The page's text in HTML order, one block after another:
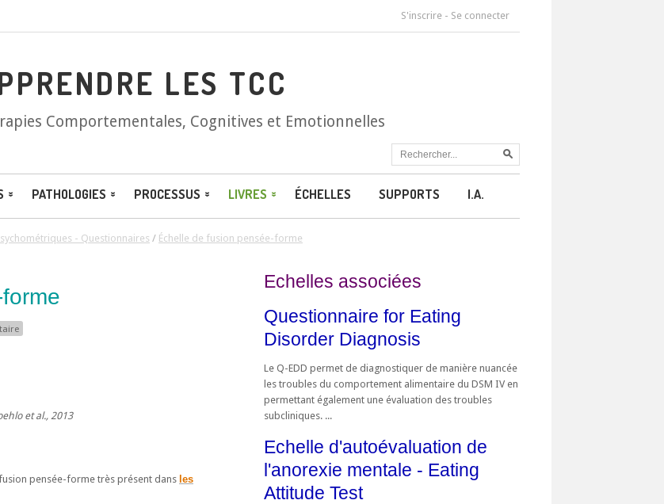
S'inscrire - Se connecter
LES TCC
Comportementales, Cognitives et Emotionnelles
PATHOLOGIES PROCESSUS LIVRES ÉCHELLES SUPPORTS I.A.
- Questionnaires / Échelle de fusion pensée-forme
et al., 2013
pensée-forme très présent dans les
Echelles associées
Questionnaire for Eating
Disorder Diagnosis
Le Q-EDD permet de diagnostiquer de manière nuancée
les troubles du comportement alimentaire du DSM IV en
permettant également une évaluation des troubles
subcliniques. ...
Echelle d'autoévaluation de
l'anorexie mentale - Eating
Attitude Test